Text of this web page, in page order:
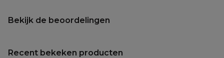
Bekijk de beoordelingen
Recent bekeken producten